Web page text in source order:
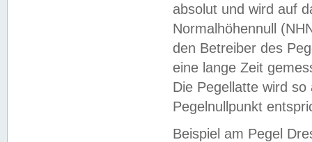
absolut und wird auf
Normalhöhennull
den Betreiber des
eine lange Zeit
Die Pegellatte wird
Pegelnullpunkt
Beispiel am Pegel